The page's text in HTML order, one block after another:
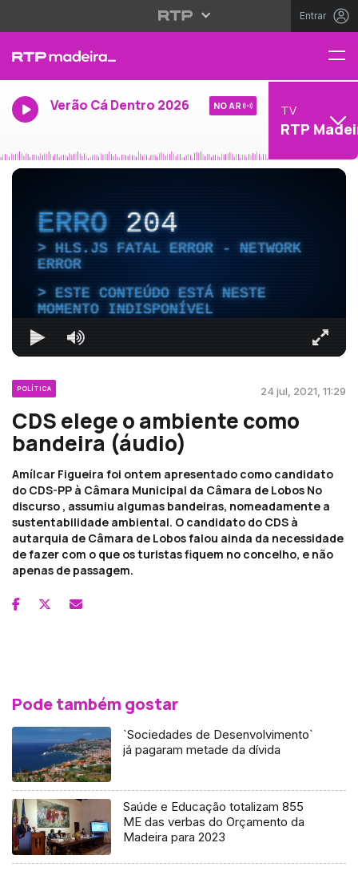
Entrar
Verão Cá Dentro 2026 NO AR TV
RTP
ERRO204
HLS.JS FATAL ERROR - NETWORK
ERROR
ESTE CONTEÚDO ESTÁ NESTE
MOMENTO INDISPONÍVEL
POLÍTICA 24 jul, 2021, 11:29
CDS elege o ambiente como
bandeira (áudio)
Amílcar Figueira foi ontem apresentado como candidato
do CDS-PP à Câmara Municipal da Câmara de Lobos No
discurso , assumiu algumas bandeiras, nomeadamente a
sustentabilidade ambiental. O candidato do CDS à
autarquia de Câmara de Lobos falou ainda da necessidade
de fazer com o que os turistas fiquem no concelho, e não
apenas de passagem.
Pode também gostar
`Sociedades de Desenvolvimento`
já pagaram metade da dívida
Saúde e Educação totalizam 855
ME das verbas do Orçamento da
Madeira para 2023